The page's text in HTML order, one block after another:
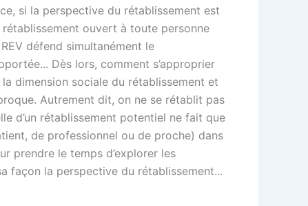
si la perspective du rétablissement est
rétablissement ouvert à toute personne
défend simultanément le
Dès lors, comment s’approprier
dimension sociale du rétablissement et
Autrement dit, on ne se rétablit pas
d’un rétablissement potentiel ne fait que
de professionnel ou de proche) dans
prendre le temps d’explorer les
façon la perspective du rétablissement...